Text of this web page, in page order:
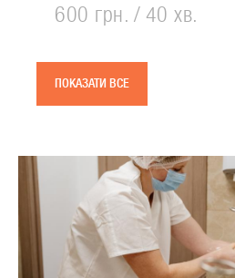
600 грн.
40 хв.
ПОКАЗАТИ ВСЕ